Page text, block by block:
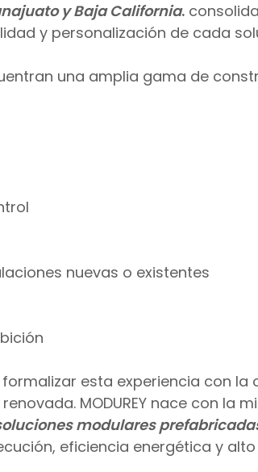
y Baja California.
y personalización de cada
una amplia gama de
nuevas o existentes
esta experiencia con la
MODUREY nace con la
modulares
eficiencia energética y